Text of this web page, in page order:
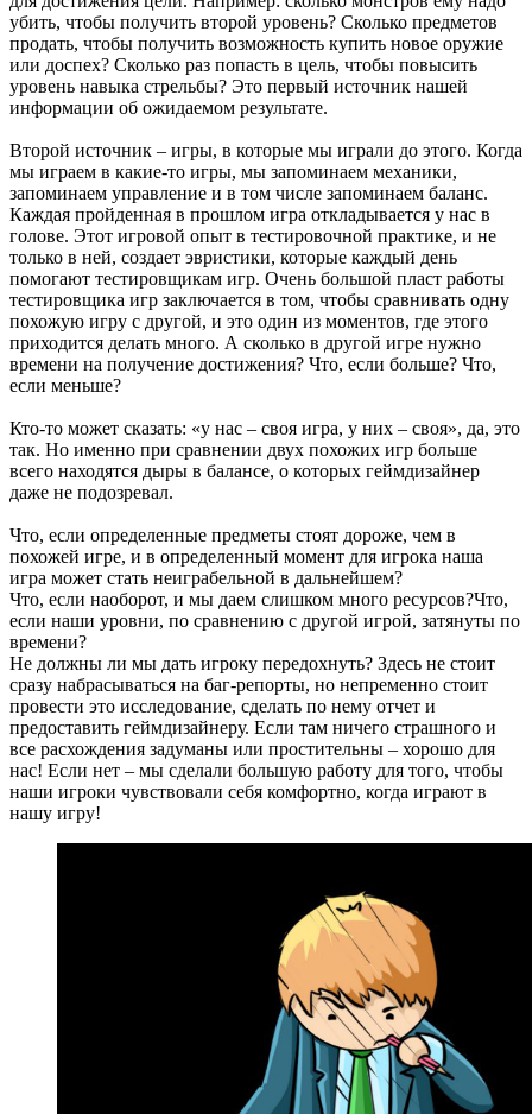
убить, чтобы получить второй уровень? Сколько предметов
продать, чтобы получить возможность купить новое оружие
или доспех? Сколько раз попасть в цель, чтобы повысить
уровень навыка стрельбы? Это первый источник нашей
информации об ожидаемом результате.
Второй источник – игры, в которые мы играли до этого. Когда
мы играем в какие-то игры, мы запоминаем механики,
запоминаем управление и в том числе запоминаем баланс.
Каждая пройденная в прошлом игра откладывается у нас в
голове. Этот игровой опыт в тестировочной практике, и не
только в ней, создает эвристики, которые каждый день
помогают тестировщикам игр. Очень большой пласт работы
тестировщика игр заключается в том, чтобы сравнивать одну
похожую игру с другой, и это один из моментов, где этого
приходится делать много. А сколько в другой игре нужно
времени на получение достижения? Что, если больше? Что,
если меньше?
Кто-то может сказать: «у нас – своя игра, у них – своя», да, это
так. Но именно при сравнении двух похожих игр больше
всего находятся дыры в балансе, о которых геймдизайнер
даже не подозревал.
Что, если определенные предметы стоят дороже, чем в
похожей игре, и в определенный момент для игрока наша
игра может стать неиграбельной в дальнейшем?
Что, если наоборот, и мы даем слишком много ресурсов?Что,
если наши уровни, по сравнению с другой игрой, затянуты по
времени?
Не должны ли мы дать игроку передохнуть? Здесь не стоит
сразу набрасываться на баг-репорты, но непременно стоит
провести это исследование, сделать по нему отчет и
предоставить геймдизайнеру. Если там ничего страшного и
все расхождения задуманы или простительны – хорошо для
нас! Если нет – мы сделали большую работу для того, чтобы
наши игроки чувствовали себя комфортно, когда играют в
нашу игру!